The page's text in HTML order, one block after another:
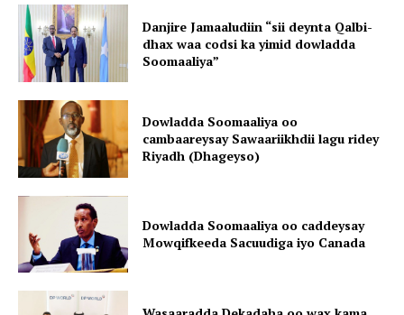
Danjire Jamaaludiin “sii deynta Qalbi-
dhax waa codsi ka yimid dowladda
Soomaaliya”
Dowladda Soomaaliya oo
cambaareysay Sawaariikhdii lagu ridey
Riyadh (Dhageyso)
Dowladda Soomaaliya oo caddeysay
Mowqifkeeda Sacuudiga iyo Canada